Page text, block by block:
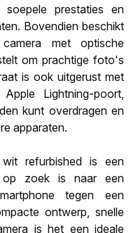
prestaties en
Bovendien beschikt
met optische
om prachtige foto's
is ook uitgerust met
Lightning-poort,
kunt overdragen en
apparaten.
refurbished is een
op zoek is naar een
tegen een
ontwerp, snelle
is het een ideale